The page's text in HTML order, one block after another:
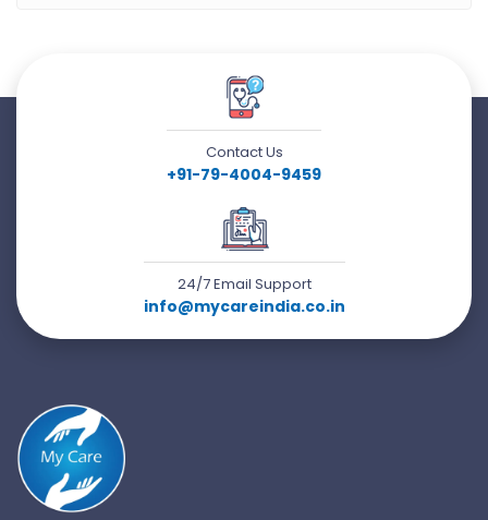
Contact Us
+91-79-4004-9459
24/7 Email Support
info@mycareindia.co.in